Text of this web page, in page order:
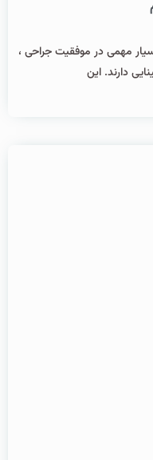
مهمی در موفقیت جراحی ،
دارند. این